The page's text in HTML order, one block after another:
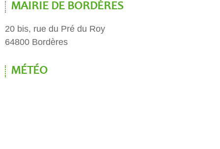
MAIRIE DE BORDÈRES
20 bis, rue du Pré du Roy
64800 Bordères
MÉTÉO